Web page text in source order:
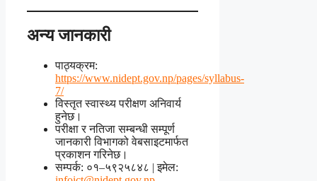
अन्य जानकारी
पाठ्यक्रम:
https://www.nidept.gov.np/pages/syllabus-
7/
विस्तृत स्वास्थ्य परीक्षण अनिवार्य
हुनेछ।
परीक्षा र नतिजा सम्बन्धी सम्पूर्ण
जानकारी विभागको वेबसाइटमार्फत
प्रकाशन गरिनेछ।
सम्पर्क: ०१–५९२५८४८ | इमेल: